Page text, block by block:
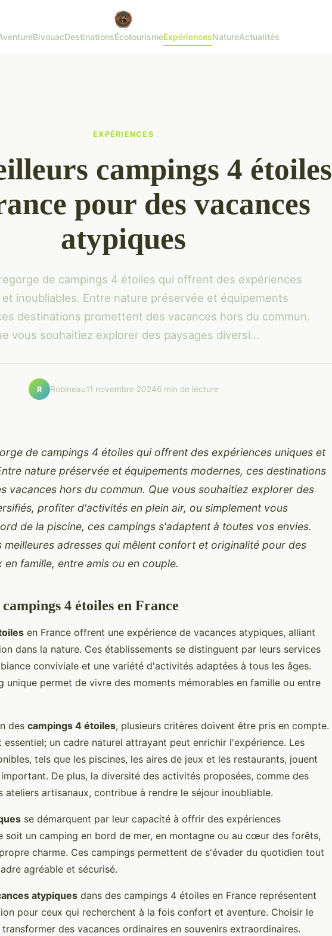
BivouacDestinationsÉcotourismeExpériencesNatureActualités
EXPÉRIENCES
campings 4 étoiles
pour des vacances
atypiques
de campings 4 étoiles qui offrent des expériences
et inoubliables. Entre nature préservée et équipements
destinations promettent des vacances hors du commun.
vous souhaitiez explorer des paysages diversi...
R Robineau11 novembre 20246 min de lecture
de campings 4 étoiles qui offrent des expériences uniques et
nature préservée et équipements modernes, ces destinations
vacances hors du commun. Que vous souhaitiez explorer des
profiter d'activités en plein air, ou simplement vous
de la piscine, ces campings s'adaptent à toutes vos envies.
meilleures adresses qui mêlent confort et originalité pour des
en famille, entre amis ou en couple.
4 étoiles en France
en France offrent une expérience de vacances atypiques, alliant
dans la nature. Ces établissements se distinguent par leurs services
conviviale et une variété d'activités adaptées à tous les âges.
unique permet de vivre des moments mémorables en famille ou entre
des campings 4 étoiles, plusieurs critères doivent être pris en compte.
essentiel; un cadre naturel attrayant peut enrichir l'expérience. Les
tels que les piscines, les aires de jeux et les restaurants, jouent
De plus, la diversité des activités proposées, comme des
ateliers artisanaux, contribue à rendre le séjour inoubliable.
se démarquent par leur capacité à offrir des expériences
soit un camping en bord de mer, en montagne ou au cœur des forêts,
charme. Ces campings permettent de s'évader du quotidien tout
agréable et sécurisé.
atypiques dans des campings 4 étoiles en France représentent
pour ceux qui recherchent à la fois confort et aventure. Choisir le
des vacances ordinaires en souvenirs extraordinaires.